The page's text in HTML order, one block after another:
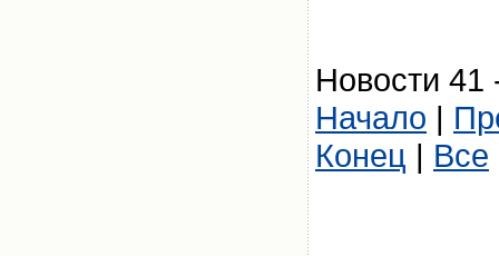
Новости 41
Начало |
Конец | Все